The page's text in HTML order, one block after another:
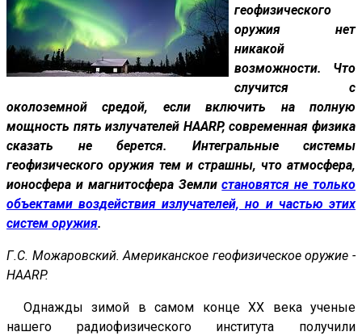
геофизического
оружия нет
никакой
возможности. Что
случится с
околоземной средой, если включить на полную
мощность пять излучателей HAARP, современная физика
сказать не берется. Интегральные системы
геофизического оружия тем и страшны, что атмосфера,
ионосфера и магнитосфера Землистановятся не только
объектами воздействия излучателей, но и частью этих
систем оружия.
Г.С. Можаровский. Американское геофизическое оружие -
HAARP.
Однажды зимой в самом конце XX века ученые
нашего радиофизического института получили